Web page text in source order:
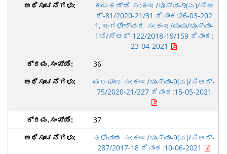
ಕುಬಕಡ್ಡಿ ಸಂ:ಕಂಇ/ಭೂಸ್ವಾ-9(ಎ)/ಸಿಆ
ರ್-81/2020-21/31 ದಿನಾಂಕ:26-03-202
1, ಇಂಗಳೇಶ್ವರ ಸಂ:ಕಂಇ/ಪುಪು/ಭೂಸ್ವಾ-
1ಬಿ/ಸಿಆರ್-122/2018-19/159 ದಿನಾಂಕ:
23-04-2021
36
ಮಲಘಾಣ ಸಂ:ಕಂಇ/ಭೂಸ್ವಾ-9(ಎ)/ಸಿಆರ್-
75/2020-21/227 ದಿನಾಂಕ:15-05-2021
37
ತಳೇವಾಡ ಸಂ:ಕಂಇ/ಭೂಸ್ವಾ-9(ಎ)/ಸಿಆರ್-
287/2017-18 ದಿನಾಂಕ:10-06-2021